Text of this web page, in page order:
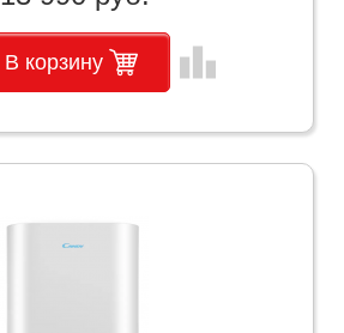
В корзину leaderboard